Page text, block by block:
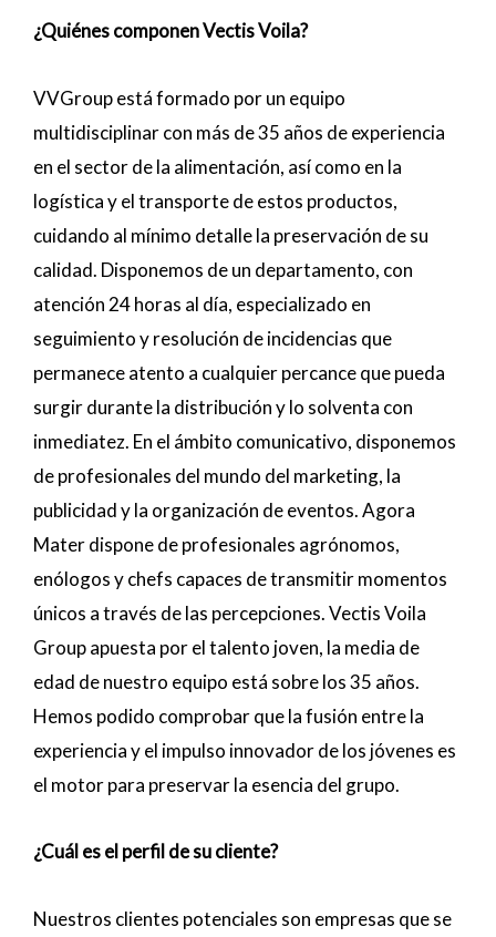
¿Quiénes componen Vectis Voila?
VVGroup está formado por un equipo
multidisciplinar con más de 35 años de experiencia
en el sector de la alimentación, así como en la
logística y el transporte de estos productos,
cuidando al mínimo detalle la preservación de su
calidad. Disponemos de un departamento, con
atención 24 horas al día, especializado en
seguimiento y resolución de incidencias que
permanece atento a cualquier percance que pueda
surgir durante la distribución y lo solventa con
inmediatez. En el ámbito comunicativo, disponemos
de profesionales del mundo del marketing, la
publicidad y la organización de eventos. Agora
Mater dispone de profesionales agrónomos,
enólogos y chefs capaces de transmitir momentos
únicos a través de las percepciones. Vectis Voila
Group apuesta por el talento joven, la media de
edad de nuestro equipo está sobre los 35 años.
Hemos podido comprobar que la fusión entre la
experiencia y el impulso innovador de los jóvenes es
el motor para preservar la esencia del grupo.
¿Cuál es el perfil de su cliente?
Nuestros clientes potenciales son empresas que se